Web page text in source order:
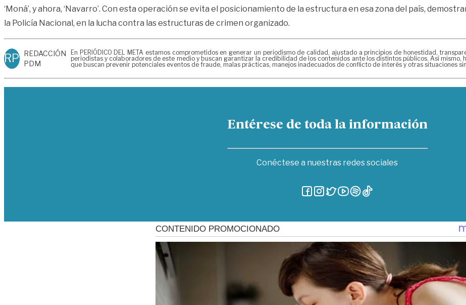
‘Moná’, y ahora, ‘Navarro’. Con esta operación se evita el posicionamiento de la estructura en esa zona del país,
la Policía Nacional, en la lucha contra las estructuras de crimen organizado.
RP REDACCIÓN
PDM
En PERIÓDICO DEL META estamos comprometidos en generar un periodismo de calidad, ajustado a principios de honestidad,
periodistas y colaboradores de este medio y buscan garantizar la credibilidad de los contenidos ante los distintos públicos. Así
que buscan prevenir potenciales eventos de fraude, malas prácticas, manejos inadecuados de conflicto de interés y otras situaciones
Entérese de toda la información
Conéctese a nuestras redes sociales